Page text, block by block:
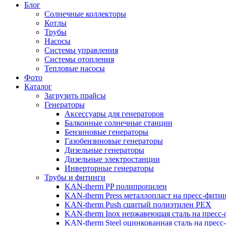
Блог
Солнечные коллекторы
Котлы
Трубы
Насосы
Системы управления
Системы отопления
Тепловые насосы
Фото
Каталог
Загрузить прайсы
Генераторы
Аксессуары для генераторов
Балконные солнечные станции
Бензиновые генераторы
Газобензиновые генераторы
Дизельные генераторы
Дизельные электростанции
Инверторные генераторы
Трубы и фитинги
KAN-therm PP полипропилен
KAN-therm Рress металлопласт на пресс-
KAN-therm Push сшитый полиэтилен PEX
KAN-therm Inox нержавеющая сталь на
KAN-therm Steel оцинкованная сталь на